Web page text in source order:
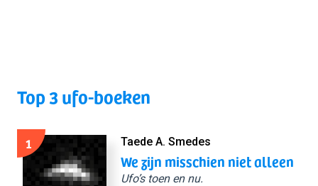
Top 3 ufo-boeken
1 Taede A. Smedes
We zijn misschien niet alleen
Ufo’s toen en nu.